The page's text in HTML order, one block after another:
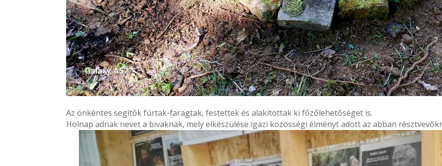
Az önkéntes segítők fúrtak-faragtak, festettek és alakítottak ki főzőlehetőséget is.
Holnap adnak nevet a bivaknak, mely elkészülése igazi közösségi élményt adott az abban